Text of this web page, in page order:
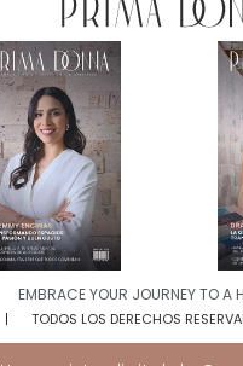
EMBRACE YOUR JOURNEY TO A
TODOS LOS DERECHOS